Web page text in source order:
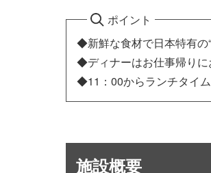
ポイント
◆新鮮な食材で日本特有の
◆ディナーはお仕事帰りに
◆11：00からランチタイ
施設概要